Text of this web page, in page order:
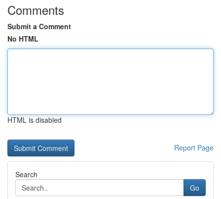
Comments
Submit a Comment
No HTML
HTML is disabled
Report Page
Search
Go